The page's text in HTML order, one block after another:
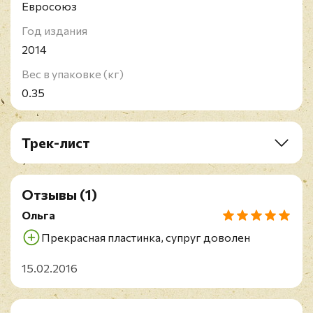
Евросоюз
Год издания
2014
Вес в упаковке (кг)
0.35
Трек-лист
A1. Sentinel
A2. Dark Star
A3. Clear Light
A4. Blue Saloon
A5. Sunjammer
A6. Red Dawn
B2. The Great Plain
Отзывы (1)
Ольга
Прекрасная пластинка, супруг доволен
15.02.2016